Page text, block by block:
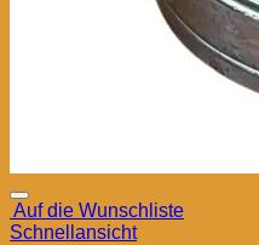
Auf die Wunschliste
Schnellansicht